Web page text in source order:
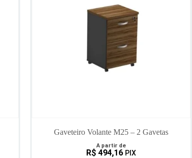
Gaveteiro Volante M25 – 2 Gavetas
A partir de
R$ 494,16 PIX